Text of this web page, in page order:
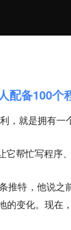
配备100个
，就是拥有一
帮忙写程序
推特，他说
变化。现在